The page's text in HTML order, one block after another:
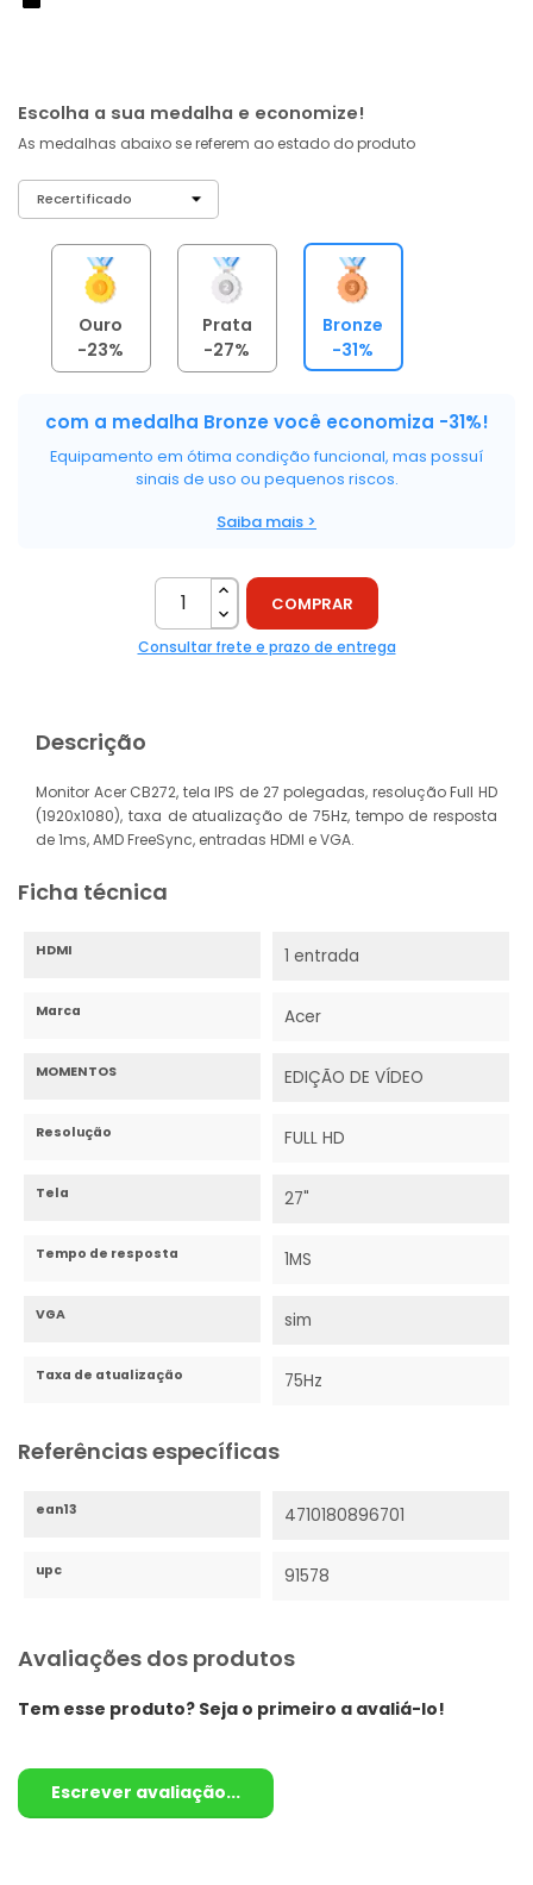
Escolha a sua medalha e economize!
As medalhas abaixo se referem ao estado do produto
Ouro
-23%
Prata
-27%
Bronze
-31%
com a medalha Bronze você economiza -31%!
Equipamento em ótima condição funcional, mas possuí
sinais de uso ou pequenos riscos.
Saiba mais >
COMPRAR
Consultar frete e prazo de entrega
Descrição
Monitor Acer CB272, tela IPS de 27 polegadas, resolução Full HD
(1920x1080), taxa de atualização de 75Hz, tempo de resposta
de 1ms, AMD FreeSync, entradas HDMI e VGA.
Ficha técnica
HDMI 1 entrada
Marca Acer
MOMENTOS EDIÇÃO DE VÍDEO
Resolução FULL HD
Tela 27"
Tempo de resposta 1MS
VGA sim
Taxa de atualização 75Hz
Referências específicas
ean13 4710180896701
upc 91578
Avaliações dos produtos
Tem esse produto? Seja o primeiro a avaliá-lo!
Escrever avaliação...